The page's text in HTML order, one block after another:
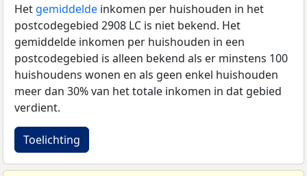
Het gemiddelde inkomen per huishouden in het
postcodegebied 2908 LC is niet bekend. Het
gemiddelde inkomen per huishouden in een
postcodegebied is alleen bekend als er minstens 100
huishoudens wonen en als geen enkel huishouden
meer dan 30% van het totale inkomen in dat gebied
verdient.
Toelichting